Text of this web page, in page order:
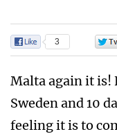
3
Malta again it is!
Sweden and 10
feeling it is to